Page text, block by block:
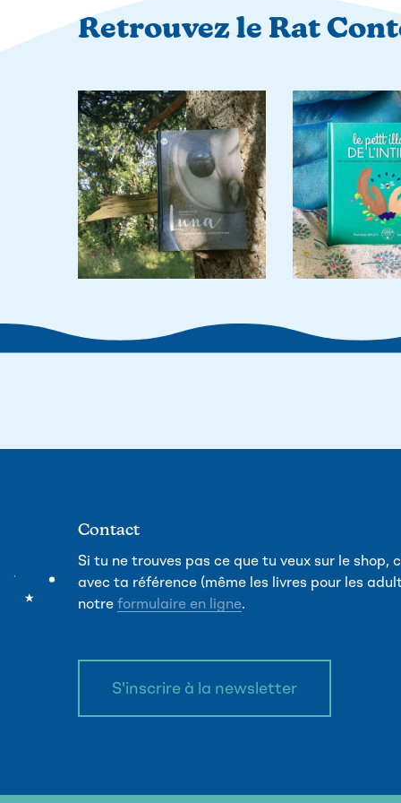
Retrouvez le Rat
Contact
Si tu ne trouves pas ce que tu veux sur le shop,
avec ta référence (même les livres pour les
notre formulaire en ligne.
S'inscrire à la newsletter